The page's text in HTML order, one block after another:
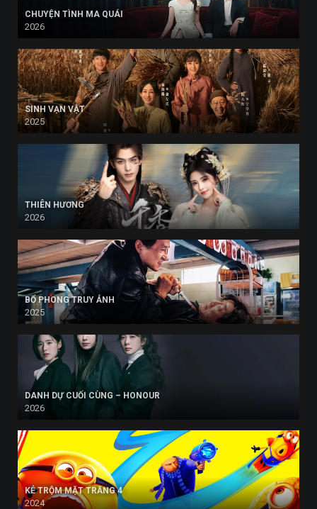
CHUYỆN TÌNH MA QUÁI
2026
SINH VẠN VẬT
2025
THIÊN HƯƠNG
2026
BỔ PHONG TRUY ẢNH
2025
DANH DỰ CUỐI CÙNG – HONOUR
2026
KẺ TRỘM MẶT TRĂNG 4
2024